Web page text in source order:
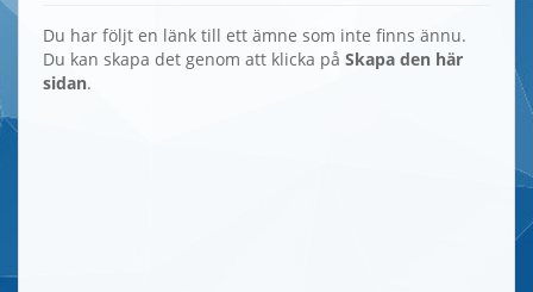
Du har följt en länk till ett ämne som inte finns ännu.
Du kan skapa det genom att klicka på Skapa den här
sidan.